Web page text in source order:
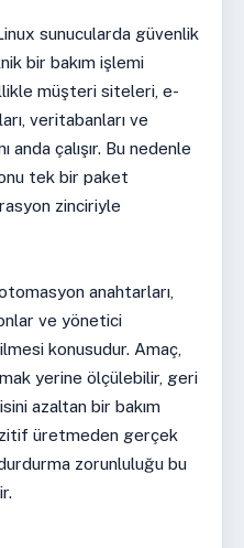
sunucularda güvenlik
bir bakım işlemi
müşteri siteleri, e-
veritabanları ve
çalışır. Bu nedenle
tek bir paket
zinciriyle
anahtarları,
ve yönetici
konusudur. Amaç,
yerine ölçülebilir, geri
azaltan bir bakım
üretmeden gerçek
zorunluluğu bu